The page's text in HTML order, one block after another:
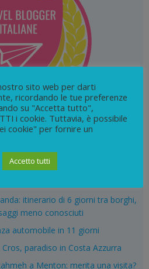
itinerario di 6 giorni tra borghi,
meno conosciuti
automobile in 11 giorni
paradiso in Costa Azzurra
a Menton: merita una visita?
sito web per darti
ricordando le tue preferenze
su "Accetta tutto",
i cookie. Tuttavia, è possibile
cookie" per fornire un
Accetto tutti